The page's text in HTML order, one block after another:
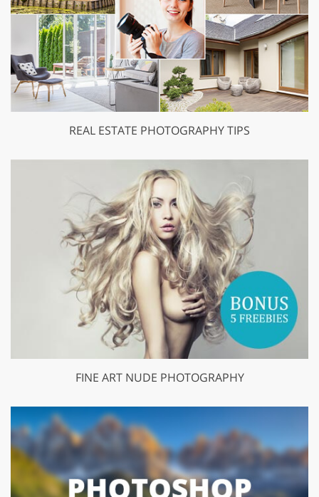
REAL ESTATE PHOTOGRAPHY TIPS
FINE ART NUDE PHOTOGRAPHY